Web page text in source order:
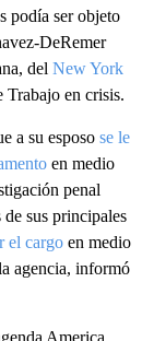
podía ser objeto
DeRemer
del New York
Trabajo en crisis.
a su esposo se le
en medio
penal
de sus principales
el cargo en medio
agencia, informó
America